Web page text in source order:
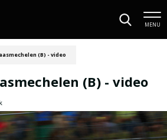
MENU
(B) - video
(B) - video